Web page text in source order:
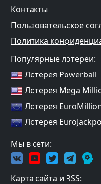
Контакты
Пользовательское
Политика
Популярные лотереи:
Лотерея Powerball
Лотерея Mega
Лотерея
Лотерея
Мы в сети:
Карта сайта и RSS: